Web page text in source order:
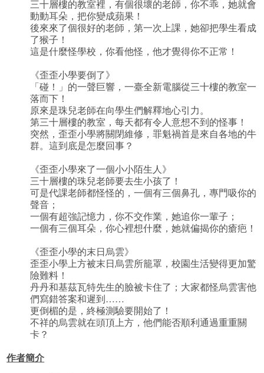
三十層樓的教室裡，有個很壞的老師，你不乖，她就會
動動耳朵，把你變成蘋果！
後來來了個很好的老師，第一次上課，她卻把學生看成
了猴子！
這是什麼怪學校，你看他怪，他才覺得你不正常！
《歪歪小學要倒了》
「碰！」的一聲巨響，一臺全新電腦從三十樓的教室一
落而下！
原來是珠兒老師在向學生們解釋地心引力。
第三十層樓的教室，每天都有令人意想不到的怪事！
突然，歪歪小學將關閉維修，罪魁禍首是來自各地的牛
群。這到底是怎麼回事？
《歪歪小學來了一個小小陌生人》
三十層樓的珠兒老師要去生小孩了！
可是代課老師都怪怪的，一個有三個鼻孔，專門吸你的
聲音；
一個有超強記憶力，你不交作業，她追你一輩子；
一個有三個耳朵，你心裡想什麼，她就偏揭你的瘡疤！
《歪歪小學的末日烏雲》
歪歪小學上方被末日烏雲所籠罩，校園生活變得更加驚
險難料！
丹丹和基茲瓦特先生的臉被卡住了；大家都怪烏雲害他
們寫錯答案和遲到……
更倒楣的是，終極測驗要開始了！
不祥的烏雲就在頭頂上方，他們能否順利通過重重關
卡？
作者簡介